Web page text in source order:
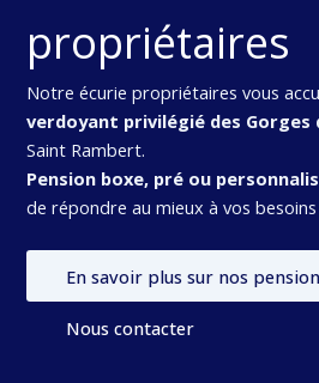
propriétaires
Notre écurie propriétaires vous
verdoyant privilégié des Gorges
Saint Rambert.
Pension boxe, pré ou
de répondre au mieux à vos
En savoir plus sur nos
Nous contacter